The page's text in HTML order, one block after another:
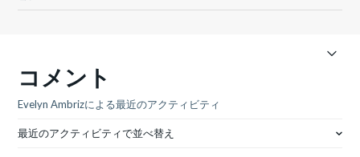
コメント
Evelyn Ambrizによる最近のアクティビティ
最近のアクティビティで並べ替え